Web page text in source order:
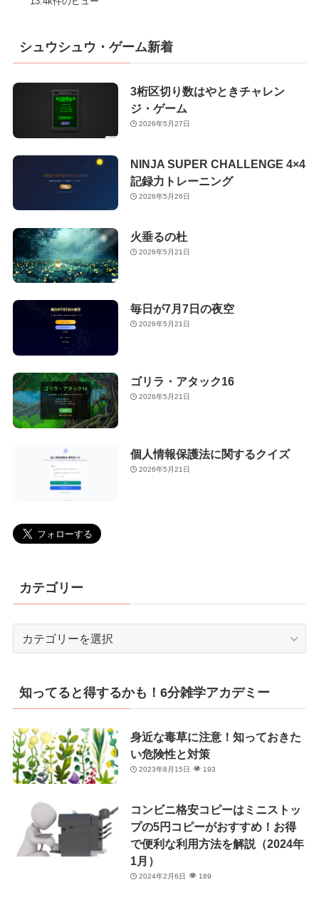
シュウシュウ・ゲーム新着
3桁区切り数はやときチャレン
ジ・ゲーム
2026年5月27日
NINJA SUPER CHALLENGE 4×4
記録力トレーニング
2026年5月26日
火垂るの杜
2026年5月21日
毎日が7月7日の夜空
2026年5月21日
ゴリラ・アタック16
2026年5月21日
個人情報保護法に関するクイズ
2026年5月21日
カテゴリー
リ
ー
知ってると得するかも！6分雑学アカデミー
身近な毒草に注意！知っておきた
い危険性と対策
2023年8月15日 193
コンビニ格安コピーはミニストッ
プの5円コピーがおすすめ！お得
で便利な利用方法を解説（2024年
1月）
2024年2月6日 189